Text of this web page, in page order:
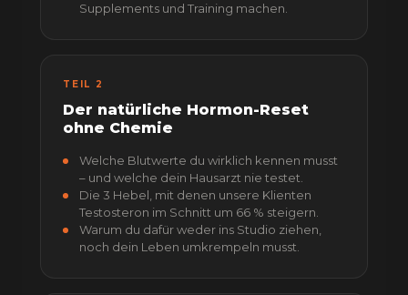
Supplements und Training machen.
TEIL 2
Der natürliche Hormon-Reset
ohne Chemie
Welche Blutwerte du wirklich kennen musst
– und welche dein Hausarzt nie testet.
Die 3 Hebel, mit denen unsere Klienten
Testosteron im Schnitt um 66 % steigern.
Warum du dafür weder ins Studio ziehen,
noch dein Leben umkrempeln musst.